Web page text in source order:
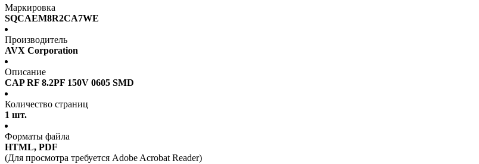
Маркировка
SQCAEM8R2CA7WE
Производитель
AVX Corporation
Описание
CAP RF 8.2PF 150V 0605 SMD
Количество страниц
1 шт.
Форматы файла
HTML, PDF
(Для просмотра требуется Adobe Acrobat Reader)